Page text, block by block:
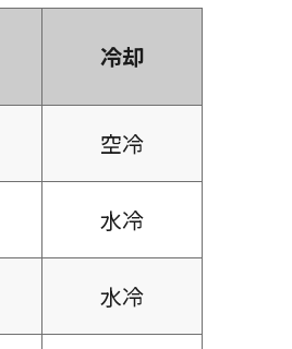
冷却
空冷
水冷
水冷